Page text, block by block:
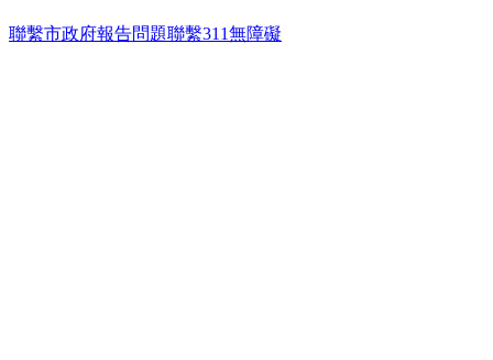
聯繫市政府報告問題聯繫311無障礙